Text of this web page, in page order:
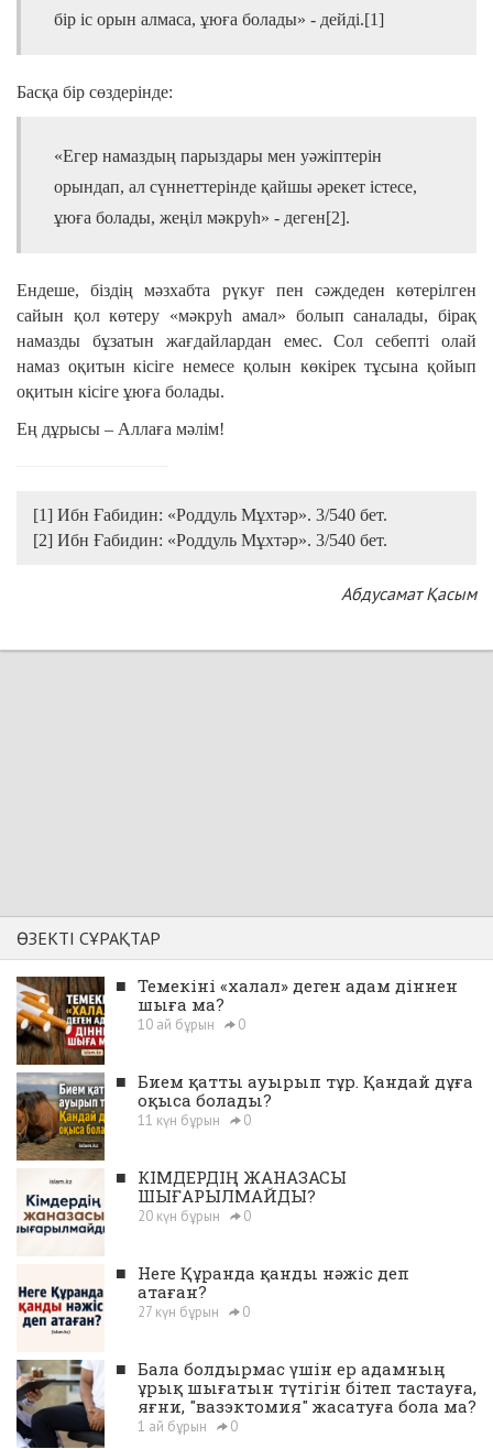
бір іс орын алмаса, ұюға болады» - дейді.[1]
Басқа бір сөздерінде:
«Егер намаздың парыздары мен уәжіптерін
орындап, ал сүннеттерінде қайшы әрекет істесе,
ұюға болады, жеңіл мәкруһ» - деген[2].
Ендеше, біздің мәзхабта рүкуғ пен сәждеден көтерілген
сайын қол көтеру «мәкруһ амал» болып саналады, бірақ
намазды бұзатын жағдайлардан емес. Сол себепті олай
намаз оқитын кісіге немесе қолын көкірек тұсына қойып
оқитын кісіге ұюға болады.
Ең дұрысы – Аллаға мәлім!
[1] Ибн Ғабидин: «Роддуль Мұхтәр». 3/540 бет.
[2] Ибн Ғабидин: «Роддуль Мұхтәр». 3/540 бет.
Абдусамат Қасым
ӨЗЕКТІ СҰРАҚТАР
■ Темекіні «халал» деген адам діннен
шыға ма?
10 ай бұрын 0
■ Бием қатты ауырып тұр. Қандай дұға
оқыса болады?
11 күн бұрын 0
■ КІМДЕРДІҢ ЖАНАЗАСЫ
ШЫҒАРЫЛМАЙДЫ?
20 күн бұрын 0
■ Неге Құранда қанды нәжіс деп
атаған?
27 күн бұрын 0
■ Бала болдырмас үшін ер адамның
ұрық шығатын түтігін бітеп тастауға,
яғни, "вазэктомия" жасатуға бола ма?
1 ай бұрын 0